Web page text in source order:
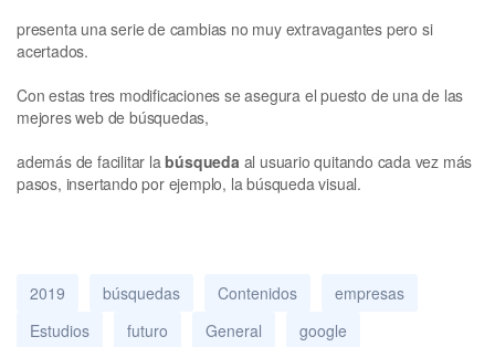
presenta una serie de cambias no muy extravagantes pero si
acertados.
Con estas tres modificaciones se asegura el puesto de una de las
mejores web de búsquedas,
además de facilitar labúsqueda al usuario quitando cada vez más
pasos, insertando por ejemplo, la búsqueda visual.
2019 búsquedas Contenidos
empresas
Estudios
futuro General
google